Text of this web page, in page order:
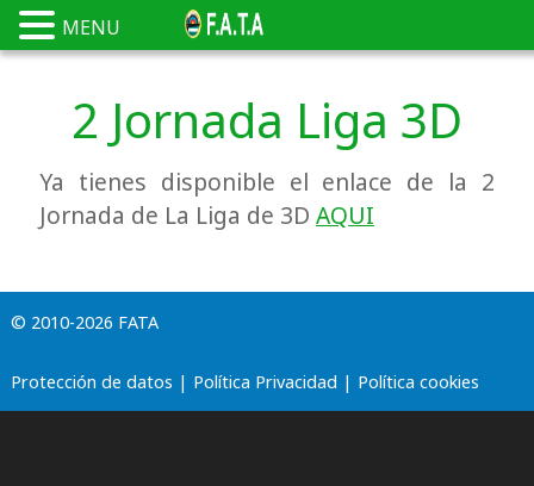
2 Jornada Liga 3D
Ya tienes disponible el enlace de la 2
Jornada de La Liga de 3D AQUI
© 2010-2026 FATA
Protección de datos | Política Privacidad | Política cookies
MENU